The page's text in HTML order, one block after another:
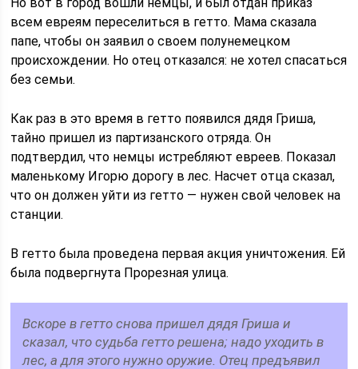
всем евреям переселиться в гетто. Мама сказала
папе, чтобы он заявил о своем полунемецком
происхождении. Но отец отказался: не хотел спасаться
без семьи.
Как раз в это время в гетто появился дядя Гриша,
тайно пришел из партизанского отряда. Он
подтвердил, что немцы истребляют евреев. Показал
маленькому Игорю дорогу в лес. Насчет отца сказал,
что он должен уйти из гетто — нужен свой человек на
станции.
В гетто была проведена первая акция уничтожения. Ей
была подвергнута Прорезная улица.
Вскоре в гетто снова пришел дядя Гриша и
сказал, что судьба гетто решена; надо уходить в
лес, а для этого нужно оружие. Отец предъявил